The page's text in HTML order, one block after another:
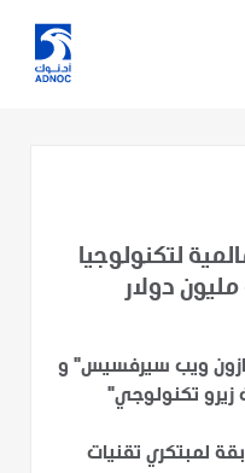
لتكنولوجيا
دولار
ويب سيرفسيس" و
لمبتكري تقنيات